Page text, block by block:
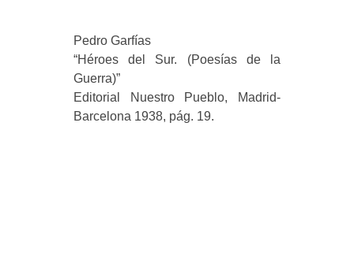
Pedro Garfías
“Héroes del Sur. (Poesías de la
Guerra)”
Editorial Nuestro Pueblo, Madrid-
Barcelona 1938, pág. 19.